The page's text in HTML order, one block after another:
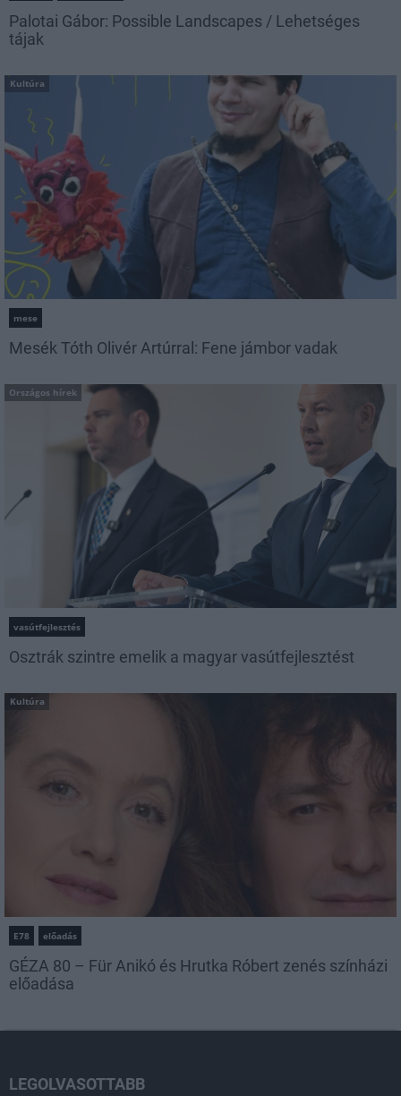
Palotai Gábor: Possible Landscapes / Lehetséges
tájak
Kultúra
mese
Mesék Tóth Olivér Artúrral: Fene jámbor vadak
Országos hírek
vasútfejlesztés
Osztrák szintre emelik a magyar vasútfejlesztést
Kultúra
E78 előadás
GÉZA 80 – Für Anikó és Hrutka Róbert zenés színházi
előadása
LEGOLVASOTTABB